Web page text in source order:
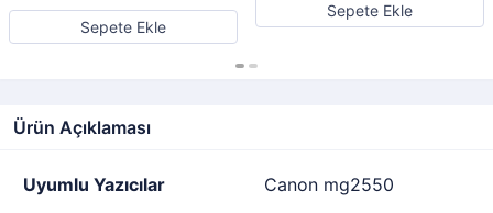
Sepete Ekle
Sepete Ekle
Ürün Açıklaması
Uyumlu Yazıcılar Canon mg2550